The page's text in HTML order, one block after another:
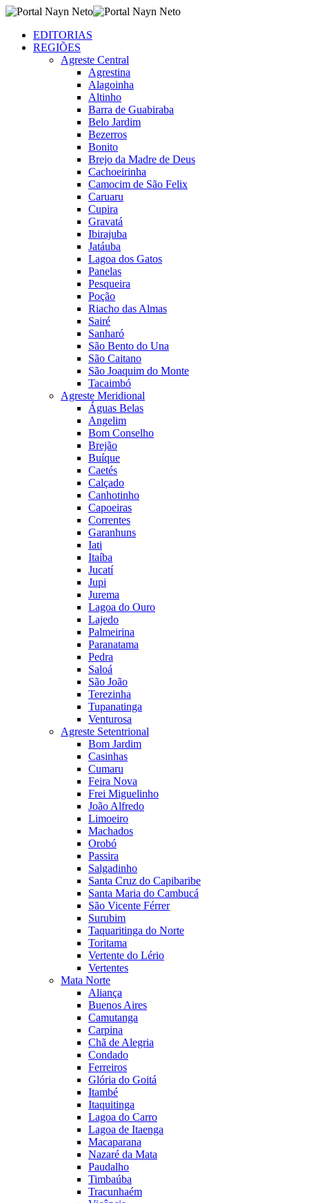
EDITORIAS
REGIÕES
Agreste Central
Agrestina
Alagoinha
Altinho
Barra de Guabiraba
Belo Jardim
Bezerros
Bonito
Brejo da Madre de Deus
Cachoeirinha
Camocim de São Felix
Caruaru
Cupira
Gravatá
Ibirajuba
Jatáuba
Lagoa dos Gatos
Panelas
Pesqueira
Poção
Riacho das Almas
Sairé
Sanharó
São Bento do Una
São Caitano
São Joaquim do Monte
Tacaimbó
Agreste Meridional
Águas Belas
Angelim
Bom Conselho
Brejão
Buíque
Caetés
Calçado
Canhotinho
Capoeiras
Correntes
Garanhuns
Iati
Itaíba
Jucatí
Jupi
Jurema
Lagoa do Ouro
Lajedo
Palmeirina
Paranatama
Pedra
Saloá
São João
Terezinha
Tupanatinga
Venturosa
Agreste Setentrional
Bom Jardim
Casinhas
Cumaru
Feira Nova
Frei Miguelinho
João Alfredo
Limoeiro
Machados
Orobó
Passira
Salgadinho
Santa Cruz do Capibaribe
Santa Maria do Cambucá
São Vicente Férrer
Surubim
Taquaritinga do Norte
Toritama
Vertente do Lério
Vertentes
Mata Norte
Aliança
Buenos Aires
Camutanga
Carpina
Chã de Alegria
Condado
Ferreiros
Glória do Goitá
Itambé
Itaquitinga
Lagoa do Carro
Lagoa de Itaenga
Macaparana
Nazaré da Mata
Paudalho
Timbaúba
Tracunhaém